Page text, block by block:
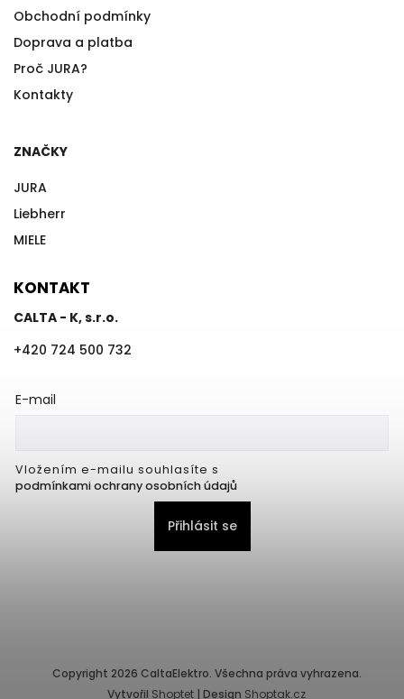
Obchodní podmínky
Doprava a platba
Proč JURA?
Kontakty
ZNAČKY
JURA
Liebherr
MIELE
KONTAKT
CALTA - K, s.r.o.
+420 724 500 732
E-mail
Vložením e-mailu souhlasíte s
podmínkami ochrany osobních údajů
Přihlásit se
Copyright 2026 CaltaElektro. Všechna práva vyhrazena.
Vytvořil Shoptet | Design Shoptak.cz